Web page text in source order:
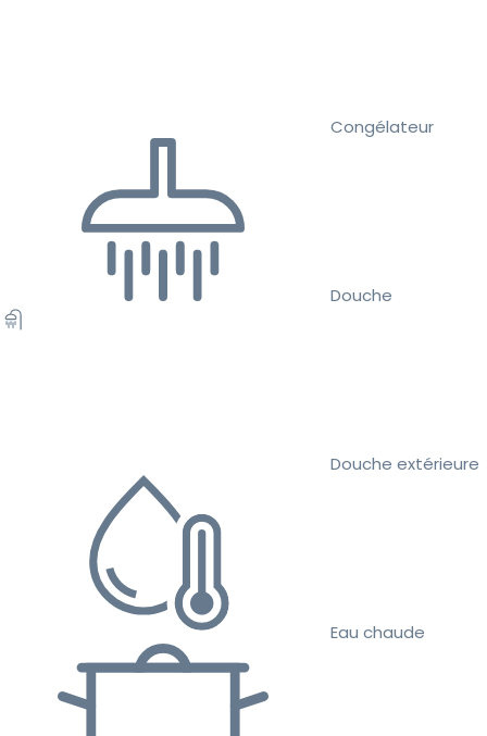
Congélateur
Douche
Douche extérieure
Eau chaude